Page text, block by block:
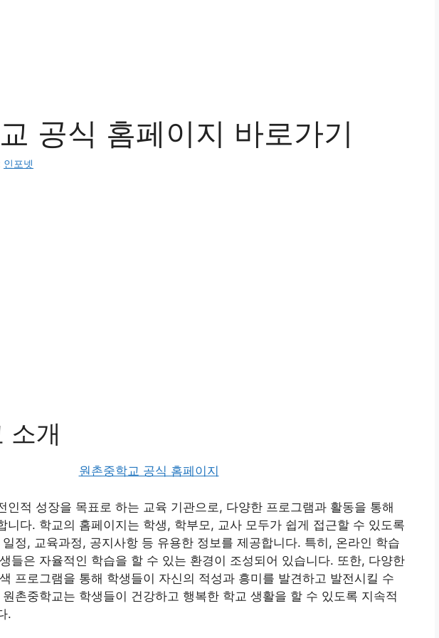
공식 홈페이지 바로가기
인포넷
소개
인적 성장을 목표로 하는 교육 기관으로, 다양한 프로그램과 활동을 통해
니다. 학교의 홈페이지는 학생, 학부모, 교사 모두가 쉽게 접근할 수 있도록
정, 교육과정, 공지사항 등 유용한 정보를 제공합니다. 특히, 온라인 학습
들은 자율적인 학습을 할 수 있는 환경이 조성되어 있습니다. 또한, 다양한
프로그램을 통해 학생들이 자신의 적성과 흥미를 발견하고 발전시킬 수
촌중학교는 학생들이 건강하고 행복한 학교 생활을 할 수 있도록 지속적
.